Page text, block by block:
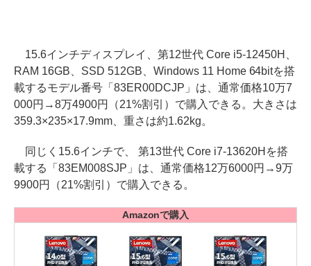
15.6インチディスプレイ、第12世代 Core i5-12450H、
RAM 16GB、SSD 512GB、Windows 11 Home 64bitを搭
載するモデル番号「83ER00DCJP」は、通常価格10万7
000円→8万4900円（21%割引）で購入できる。大きさは
359.3×235×17.9mm、重さは約1.62kg。
同じく15.6インチで、 第13世代 Core i7-13620Hを搭
載する「83EM008SJP」は、通常価格12万6000円→9万
9900円（21%割引）で購入できる。
Amazonで購入